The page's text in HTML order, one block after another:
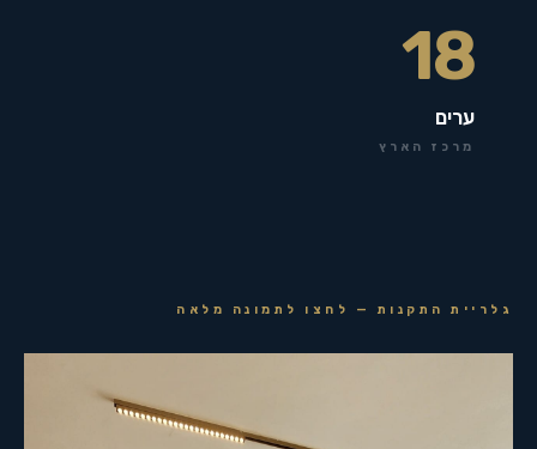
18
ערים
מרכז הארץ
גלריית התקנות — לחצו לתמונה מלאה